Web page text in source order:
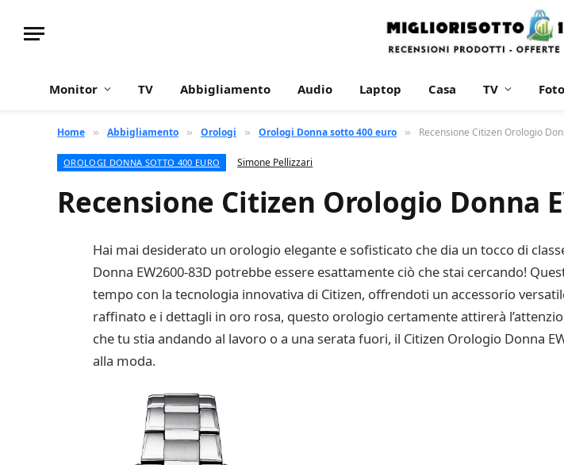
Monitor TV Abbigliamento Audio Laptop Casa TV
Home » Abbigliamento » Orologi » Orologi Donna sotto 400 euro » Recensione Citizen Orologio
OROLOGI DONNA SOTTO 400 EURO Simone Pellizzari
Recensione Citizen Orologio Donna
Hai mai desiderato un orologio elegante e sofisticato che dia un tocco di
Donna EW2600-83D potrebbe essere esattamente ciò che stai cercando!
tempo con la tecnologia innovativa di Citizen, offrendoti un accessorio
raffinato e i dettagli in oro rosa, questo orologio certamente attirerà
che tu stia andando al lavoro o a una serata fuori, il Citizen Orologio Donna
alla moda.